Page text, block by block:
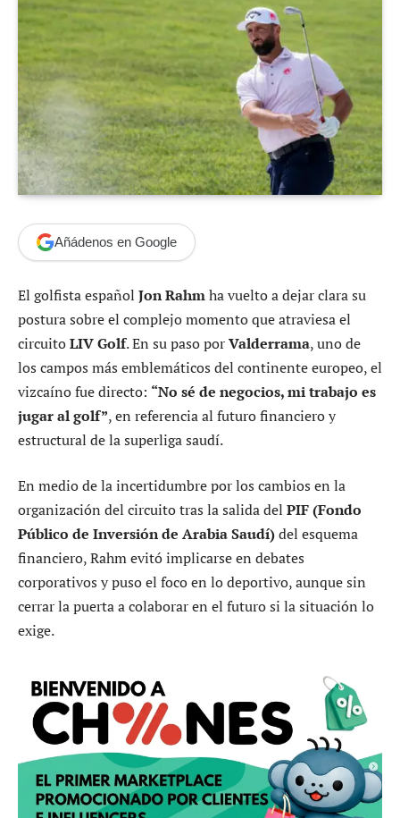
Añádenos en Google
El golfista español Jon Rahmha vuelto a dejar clara su
postura sobre el complejo momento que atraviesa el
circuitoLIV Golf. En su paso porValderrama, uno de
los campos más emblemáticos del continente europeo, el
vizcaíno fue directo: “No sé de negocios, mi trabajo es
jugar al golf”, en referencia al futuro financiero y
estructural de la superliga saudí.
En medio de la incertidumbre por los cambios en la
organización del circuito tras la salida del PIF (Fondo
Público de Inversión de Arabia Saudí)del esquema
financiero, Rahm evitó implicarse en debates
corporativos y puso el foco en lo deportivo, aunque sin
cerrar la puerta a colaborar en el futuro si la situación lo
exige.